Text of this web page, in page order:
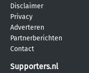
Disclaimer
Privacy
Adverteren
Partnerberichten
Contact
Supporters.nl